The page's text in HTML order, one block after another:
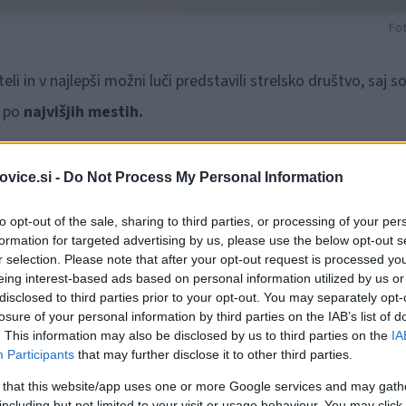
- Do Not Process My Personal Information
opt-out of the sale, sharing to third parties, or processing of your
for targeted advertising by us, please use the below opt-out
selection. Please note that after your opt-out request is processed
interest-based ads based on personal information utilized by us
to third parties prior to your opt-out. You may separately
of your personal information by third parties on the IAB’s list of
This information may also be disclosed by us to third parties on the
Participants that may further disclose it to other third parties.
that this website/app uses one or more Google services and may
in v najlepši možni luči predstavili strelsko društvo, saj so
najvišjih mestih.
Tejain z izjemnim rezultatom186 krogov
v tej kategoriji so se lahko veselili uspeha, saj je Erjavec
prav tako zmagal in postalregijski prvak.